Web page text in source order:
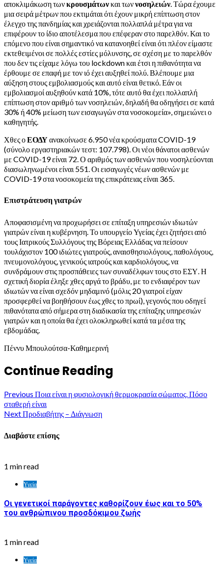
αποκλιμάκωση τωνκρουσμάτωνκαι τωννοσηλειών. Τώρα έχουμε
μια σειρά μέτρων που εκτιμάται ότι έχουν μικρή επίπτωση στον
έλεγχο της πανδημίας και χρειάζονται πολλαπλά μέτρα για να
επιφέρουν το ίδιο αποτέλεσμα που επέφεραν στο παρελθόν. Και το
επόμενο που είναι σημαντικό να κατανοηθεί είναι ότι πλέον είμαστε
εκτεθειμένοι σε πολλές εστίες μόλυνσης, σε σχέση με το παρελθόν
που δεν τις είχαμε λόγω του lockdown και έτσι η πιθανότητα να
έρθουμε σε επαφή με τον ιό έχει αυξηθεί πολύ. Βλέπουμε μια
αύξηση στους εμβολιασμούς και αυτό είναι θετικό. Εάν οι
εμβολιασμοί αυξηθούν κατά 10%, τότε αυτό θα έχει πολλαπλή
επίπτωση στον αριθμό των νοσηλειών, δηλαδή θα οδηγήσει σε κατά
30% ή 40% μείωση των εισαγωγών στα νοσοκομεία», σημειώνει ο
καθηγητής.
Χθες οΕΟΔΥανακοίνωσε 6.950 νέα κρούσματα COVID-19
(σύνολο εργαστηριακών τεστ: 107.798). Οι νέοι θάνατοι ασθενών
με COVID-19 είναι 72. Ο αριθμός των ασθενών που νοσηλεύονται
διασωληνωμένοι είναι 551. Οι εισαγωγές νέων ασθενών με
COVID-19 στα νοσοκομεία της επικράτειας είναι 365.
Επιστράτευση γιατρών
Αποφασισμένη να προχωρήσει σε επίταξη υπηρεσιών ιδιωτών
γιατρών είναι η κυβέρνηση. Το υπουργείο Υγείας έχει ζητήσει από
τους Ιατρικούς Συλλόγους της Βόρειας Ελλάδας να πείσουν
τουλάχιστον 100 ιδιώτες γιατρούς, αναισθησιολόγους, παθολόγους,
πνευμονολόγους, γενικούς ιατρούς και καρδιολόγους, να
συνδράμουν στις προσπάθειες των συναδέλφων τους στο ΕΣΥ. Η
σχετική διορία έληξε χθες αργά το βράδυ, με το ενδιαφέρον των
ιδιωτών να είναι σχεδόν μηδαμινό (μόλις 20 γιατροί είχαν
προσφερθεί να βοηθήσουν έως χθες το πρωί), γεγονός που οδηγεί
πιθανότατα από σήμερα στη διαδικασία της επίταξης υπηρεσιών
γιατρών και η οποία θα έχει ολοκληρωθεί κατά τα μέσα της
εβδομάδας.
Πέννυ Μπουλούτσα-Καθημερινή
Continue Reading
Previous Ποια είναι η φυσιολογική θερμοκρασία σώματος. Πόσο
σταθερή είναι
NextΠροδιαβήτης – Διάγνωση
Διαβάστε επίσης
1 min read
Υγεία
Οι γενετικοί παράγοντες καθορίζουν έως και το 50%
του ανθρώπινου προσδόκιμου ζωής
1 min read
Υγεία